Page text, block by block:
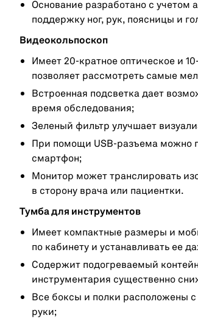
Основание разработано с учетом
поддержку ног, рук, поясницы и
Видеокольпоскоп
Имеет 20-кратное оптическое и
позволяет рассмотреть самые
Встроенная подсветка дает
время обследования;
Зеленый фильтр улучшает
При помощи USB-разъема можно
смартфон;
Монитор может транслировать
в сторону врача или пациентки.
Тумба для инструментов
Имеет компактные размеры и
по кабинету и устанавливать ее
Содержит подогреваемый
инструментария существенно
Все боксы и полки расположены с
руки;